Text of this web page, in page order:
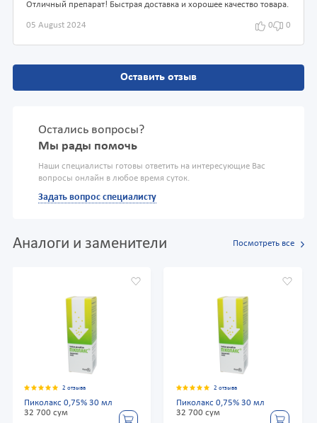
Отличный препарат! Быстрая доставка и хорошее качество товара.
05 August 2024 0 0
Оставить отзыв
Остались вопросы?
Мы рады помочь
Наши специалисты готовы ответить на интересующие Вас
вопросы онлайн в любое время суток.
Задать вопрос специалисту
Аналоги и заменители Посмотреть все
2 отзыва
Пиколакс 0,75% 30 мл
32 700 сум
2 отзыва
Пиколакс 0,75% 30 мл
32 700 сум